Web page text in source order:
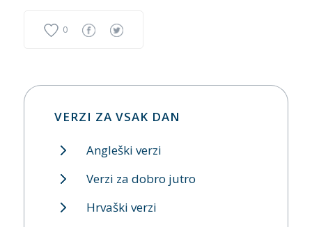
0
VERZI ZA VSAK DAN
Angleški verzi
Verzi za dobro jutro
Hrvaški verzi